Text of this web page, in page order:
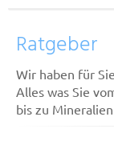
Ratgeber
Wir haben für
Alles was Sie
bis zu